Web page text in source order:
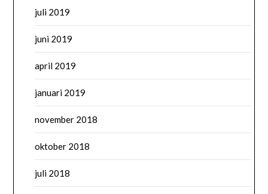
juli 2019
juni 2019
april 2019
januari 2019
november 2018
oktober 2018
juli 2018